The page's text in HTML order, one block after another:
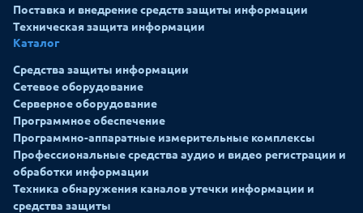
Поставка и внедрение средств защиты информации
Техническая защита информации
Каталог
Средства защиты информации
Сетевое оборудование
Серверное оборудование
Программное обеспечение
Программно-аппаратные измерительные комплексы
Профессиональные средства аудио и видео регистрации и
обработки информации
Техника обнаружения каналов утечки информации и
средства защиты